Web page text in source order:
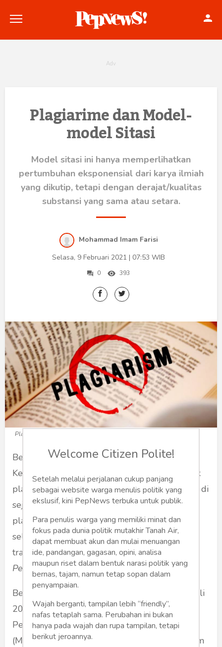
Politik
Hankam
Internasional
Wanita
Plagiarime dan Model-
model Sitasi
Model sitasi ini hanya memperlihatkan
pertumbuhan eksponensial dari karya ilmiah
yang dikutip, tetapi dengan derajat/kualitas
substansi yang sama atau setara.
Mohammad Imam Farisi
Selasa, 9 Februari 2021 | 07:53 WIB
0 393
Plagiarisme (Foto: urbaniasia.com)
Belakangan ini, media massa cetak/elektronik
Kembali diramaikan oleh berita tentang praktik
plagiarisme di kalangan perguruan tinggi (PT) di
sejumlah kota besar di Indonesia. Fenomena
plagiarisme ini menghentak dunia PT yang
selama ini selalu dinisbatkan sebagai penjaga
tradisi dan marwah akademik. “ Benteng
Pencegahan Plagiarisme".
Berita tentang plagiarisme muncul pertama kali
2010 di sebuah PTS di Bogor, dan Yogyakarta.
Peristiwa ini membuat Majelis Guru Besar
(MGB) dan Dewan Guru Besar (DGB) dari enam
Welcome Citizen Polite!
Setelah melalui perjalanan cukup panjang
sebagai website warga menulis politik yang
ekslusif, kini PepNews terbuka untuk publik.
Para penulis warga yang memiliki minat dan
fokus pada dunia politik mutakhir Tanah Air,
dapat membuat akun dan mulai menuangan
ide, pandangan, gagasan, opini, analisa
maupun riset dalam bentuk narasi politik yang
bernas, tajam, namun tetap sopan dalam
penyampaian.
Wajah berganti, tampilan lebih “friendly”,
nafas tetaplah sama. Perubahan ini bukan
hanya pada wajah dan rupa tampilan, tetapi
berikut jeroannya.